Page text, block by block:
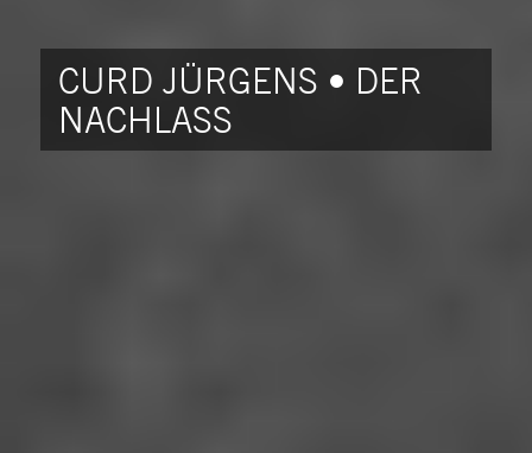
CURD JÜRGENS • DER
NACHLASS